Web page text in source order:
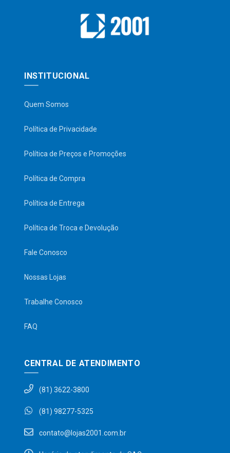
INSTITUCIONAL
Quem Somos
Política de Privacidade
Política de Preços e Promoções
Política de Compra
Política de Entrega
Política de Troca e Devolução
Fale Conosco
Nossas Lojas
Trabalhe Conosco
FAQ
CENTRAL DE ATENDIMENTO
(81) 3622-3800
(81) 98277-5325
contato@lojas2001.com.br